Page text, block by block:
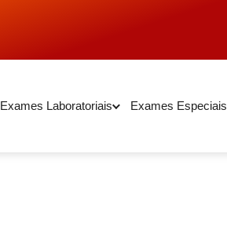
Exames Laboratoriais Exames Especiais